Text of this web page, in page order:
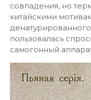
совпадения, но
китайскими
пользовалась
самогонный